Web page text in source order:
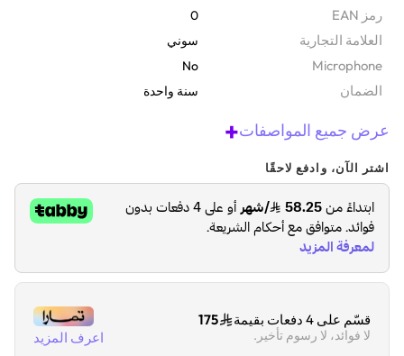
رمز EAN 0
‫العلامة التجارية سوني
Microphone
No
الضمان‬ سنة واحدة
عرض جميع المواصفات+
اشتر الآن، وادفع لاحقًا
قسّم على 4 دفعات بقيمة 175
لا فوائد، لا رسوم تأخير. اعرف المزيد